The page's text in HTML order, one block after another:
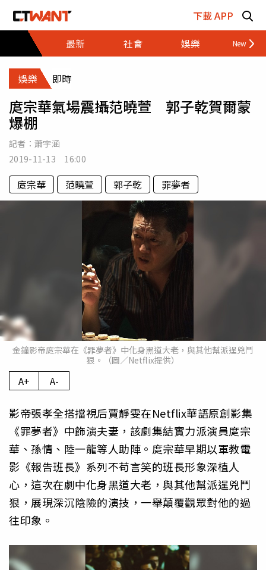
下載 APP
最新
社會 娛樂 財經
娛樂 即時
庹宗華氣場震攝范曉萱 郭子乾賀爾蒙
爆棚
記者： 蕭宇涵
2019-11-13 16:00
庹宗華 范曉萱 郭子乾 罪夢者
金鐘影帝庹宗華在《罪夢者》中化身黑道大老，與其他幫派逞兇鬥
狠。（圖／Netflix提供）
A+ A-
影帝張孝全搭擋視后賈靜雯在Netflix華語原創影集
《罪夢者》中飾演夫妻，該劇集結實力派演員庹宗
華、孫情、陸一龍等人助陣。庹宗華早期以軍教電
影《報告班長》系列不苟言笑的班長形象深植人
心，這次在劇中化身黑道大老，與其他幫派逞兇鬥
狠，展現深沉陰險的演技，一舉顛覆觀眾對他的過
往印象。